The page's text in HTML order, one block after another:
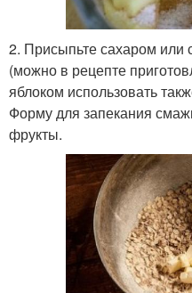
2. Присыпьте сахаром или
(можно в рецепте
яблоком использовать
Форму для запекания
фрукты.